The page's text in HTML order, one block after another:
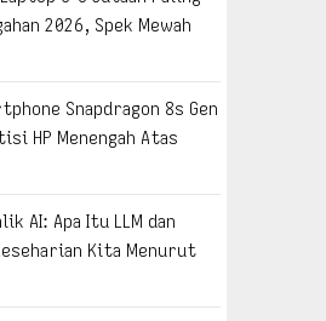
2026, Spek Mewah
Snapdragon 8s Gen
HP Menengah Atas
AI: Apa Itu LLM dan
Kita Menurut